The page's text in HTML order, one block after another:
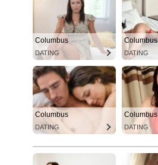
Columbus
DATING
Columbus
DATING
Columbus
DATING
Columbus
DATING